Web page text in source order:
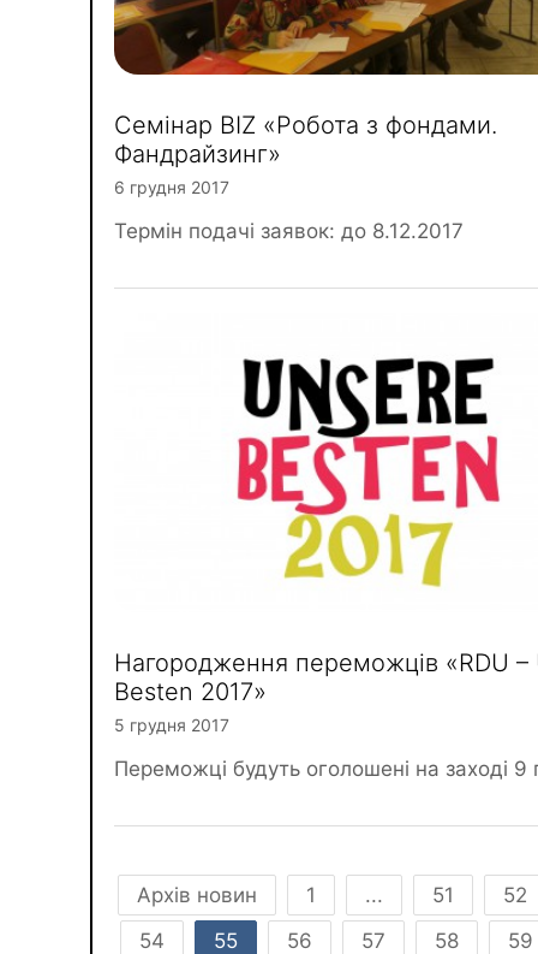
Семінар BIZ «Робота з фондами.
Фандрайзинг»
6 грудня 2017
Термін подачі заявок: до 8.12.2017
Нагородження переможців «RDU –
Besten 2017»
5 грудня 2017
Переможці будуть оголошені на заході 9
Архів новин 1 ... 51
52
54
55 56 57 58
59